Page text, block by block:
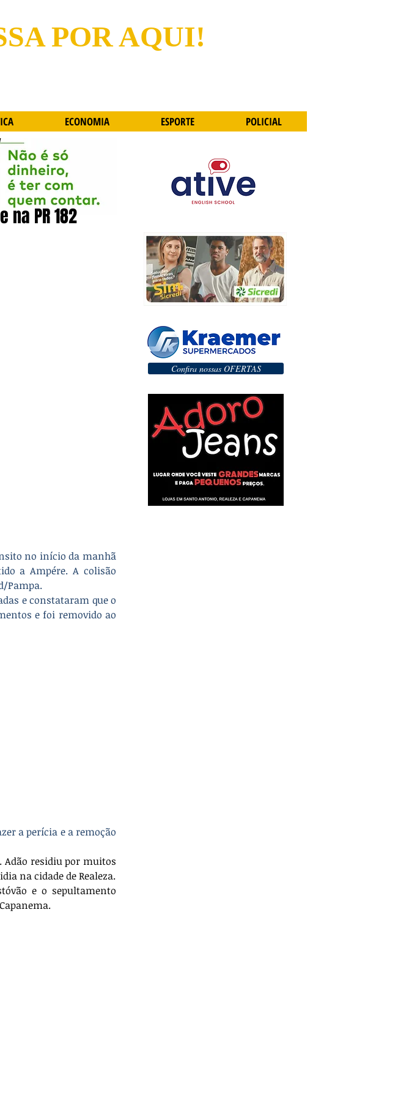
POR AQUI!
PR 182
no início da manhã
a Ampére. A colisão
Pampa.
e constataram que o
e foi removido ao
a perícia e a remoção
. Adão residiu por muitos
na cidade de Realeza.
e o sepultamento
Confira nossas OFERTAS
ECONOMIA ESPORTE POLICIAL